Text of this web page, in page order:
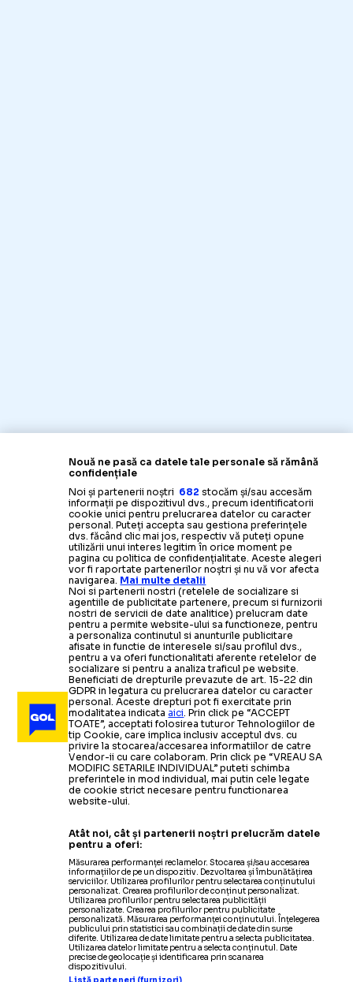
Nouă ne pasă ca datele tale personale să rămână
confidențiale
Noi și partenerii noștri 682 stocăm și/sau accesăm
informații pe dispozitivul dvs., precum identificatorii
cookie unici pentru prelucrarea datelor cu caracter
personal. Puteți accepta sau gestiona preferințele
dvs. făcând clic mai jos, respectiv vă puteți opune
utilizării unui interes legitim în orice moment pe
pagina cu politica de confidențialitate. Aceste alegeri
vor fi raportate partenerilor noștri și nu vă vor afecta
navigarea. Mai multe detalii
Noi si partenerii nostri (retelele de socializare si
agentiile de publicitate partenere, precum si furnizorii
nostri de servicii de date analitice) prelucram date
pentru a permite website-ului sa functioneze, pentru
a personaliza continutul si anunturile publicitare
afisate in functie de interesele si/sau profilul dvs.,
pentru a va oferi functionalitati aferente retelelor de
socializare si pentru a analiza traficul pe website.
Beneficiati de drepturile prevazute de art. 15-22 din
GDPR in legatura cu prelucrarea datelor cu caracter
personal. Aceste drepturi pot fi exercitate prin
modalitatea indicataaici. Prin click pe “ACCEPT
TOATE”, acceptati folosirea tuturor Tehnologiilor de
tip Cookie, care implica inclusiv acceptul dvs. cu
privire la stocarea/accesarea informatiilor de catre
Vendor-ii cu care colaboram. Prin click pe “VREAU SA
MODIFIC SETARILE INDIVIDUAL” puteti schimba
preferintele in mod individual, mai putin cele legate
de cookie strict necesare pentru functionarea
website-ului.
Atât noi, cât și partenerii noștri prelucrăm datele
pentru a oferi:
Măsurarea performanței reclamelor. Stocarea și/sau accesarea
informațiilor de pe un dispozitiv. Dezvoltarea și îmbunătățirea
serviciilor. Utilizarea profilurilor pentru selectarea conținutului
personalizat. Crearea profilurilor de conținut personalizat.
Utilizarea profilurilor pentru selectarea publicității
personalizate. Crearea profilurilor pentru publicitate
personalizată. Măsurarea performanței conținutului. Înțelegerea
publicului prin statistici sau combinații de date din surse
diferite. Utilizarea de date limitate pentru a selecta publicitatea.
Utilizarea datelor limitate pentru a selecta conținutul. Date
precise de geolocație și identificarea prin scanarea
dispozitivului.